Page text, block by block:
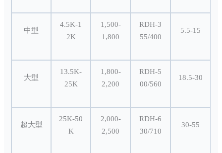
中型
4.5K-1
2K
1,500-
1,800
RDH-3
55/400
5.5-15
大型
13.5K-
25K
1,800-
2,200
RDH-5
00/560
18.5-30
超大型
25K-50
K
2,000-
2,500
RDH-6
30/710
30-55